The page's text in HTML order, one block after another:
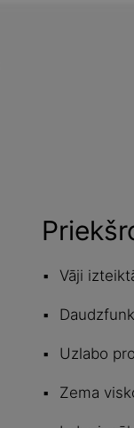
Vāji
Uzlabo
Zema